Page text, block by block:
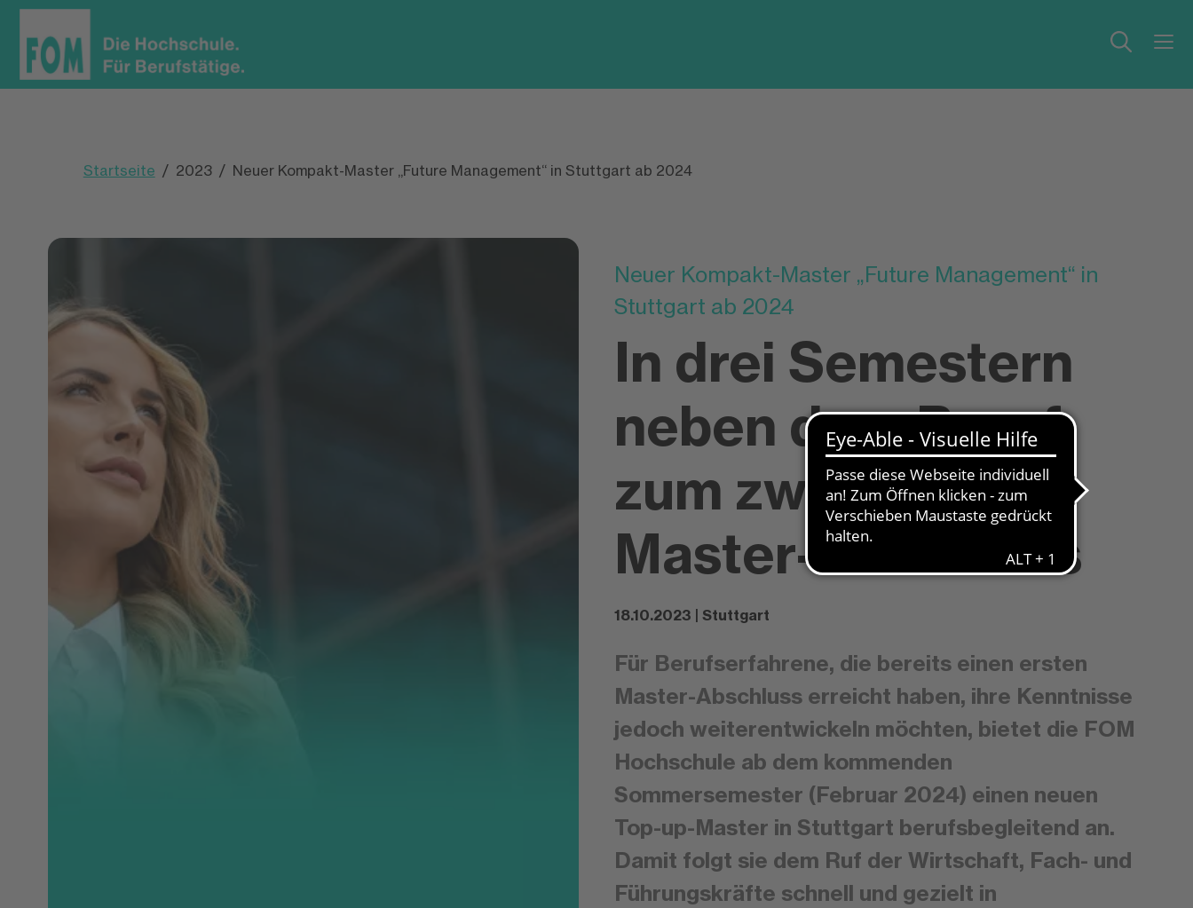
Startseite 2023 Neuer Kompakt-Master „Future Management“ in Stuttgart ab 2024
Neuer Kompakt-Master „Future Management“ in
Stuttgart ab 2024
In drei Semestern
neben dem Beruf
zum zweiten
Master-Abschluss
18.10.2023 | Stuttgart
Für Berufserfahrene, die bereits einen ersten
Master-Abschluss erreicht haben, ihre Kenntnisse
jedoch weiterentwickeln möchten, bietet die FOM
Hochschule ab dem kommenden
Sommersemester (Februar 2024) einen neuen
Top-up-Master in Stuttgart berufsbegleitend an.
Damit folgt sie dem Ruf der Wirtschaft, Fach- und
Führungskräfte schnell und gezielt in